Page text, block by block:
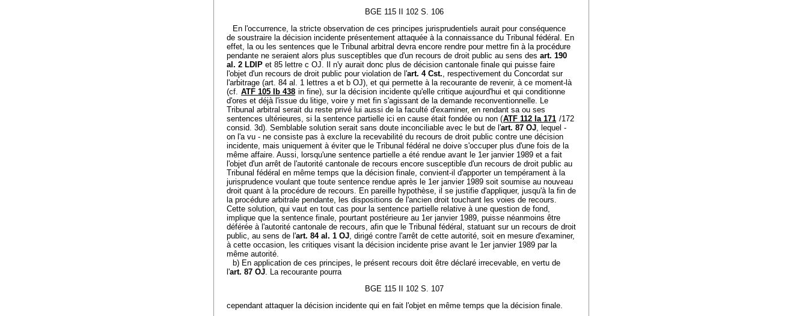
BGE 115 II 102 S. 106
En l'occurrence, la stricte observation de ces principes jurisprudentiels aurait pour conséquence
de soustraire la décision incidente présentement attaquée à la connaissance du Tribunal fédéral. En
effet, la ou les sentences que le Tribunal arbitral devra encore rendre pour mettre fin à la procédure
pendante ne seraient alors plus susceptibles que d'un recours de droit public au sens des art. 190
al. 2 LDIP et 85 lettre c OJ. Il n'y aurait donc plus de décision cantonale finale qui puisse faire
l'objet d'un recours de droit public pour violation de l'art. 4 Cst., respectivement du Concordat sur
l'arbitrage (art. 84 al. 1 lettres a et b OJ), et qui permette à la recourante de revenir, à ce moment-là
(cf. ATF 105 Ib 438 in fine), sur la décision incidente qu'elle critique aujourd'hui et qui conditionne
d'ores et déjà l'issue du litige, voire y met fin s'agissant de la demande reconventionnelle. Le
Tribunal arbitral serait du reste privé lui aussi de la faculté d'examiner, en rendant sa ou ses
sentences ultérieures, si la sentence partielle ici en cause était fondée ou non (ATF 112 Ia 171 /172
consid. 3d). Semblable solution serait sans doute inconciliable avec le but de l'art. 87 OJ, lequel -
on l'a vu - ne consiste pas à exclure la recevabilité du recours de droit public contre une décision
incidente, mais uniquement à éviter que le Tribunal fédéral ne doive s'occuper plus d'une fois de la
même affaire. Aussi, lorsqu'une sentence partielle a été rendue avant le 1er janvier 1989 et a fait
l'objet d'un arrêt de l'autorité cantonale de recours encore susceptible d'un recours de droit public au
Tribunal fédéral en même temps que la décision finale, convient-il d'apporter un tempérament à la
jurisprudence voulant que toute sentence rendue après le 1er janvier 1989 soit soumise au nouveau
droit quant à la procédure de recours. En pareille hypothèse, il se justifie d'appliquer, jusqu'à la fin de
la procédure arbitrale pendante, les dispositions de l'ancien droit touchant les voies de recours.
Cette solution, qui vaut en tout cas pour la sentence partielle relative à une question de fond,
implique que la sentence finale, pourtant postérieure au 1er janvier 1989, puisse néanmoins être
déférée à l'autorité cantonale de recours, afin que le Tribunal fédéral, statuant sur un recours de droit
public, au sens de l'art. 84 al. 1 OJ, dirigé contre l'arrêt de cette autorité, soit en mesure d'examiner,
à cette occasion, les critiques visant la décision incidente prise avant le 1er janvier 1989 par la
même autorité.
b) En application de ces principes, le présent recours doit être déclaré irrecevable, en vertu de
l'art. 87 OJ. La recourante pourra
BGE 115 II 102 S. 107
cependant attaquer la décision incidente qui en fait l'objet en même temps que la décision finale.